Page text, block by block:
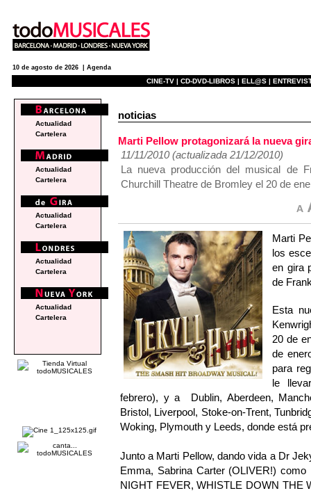
10 de agosto de 2026 | Agenda
CINE-TV | CD-DVD-LIBROS | ELL@S |
noticias
Marti Pellow protagonizará la nueva
11/11/2010 (actualizada 21/12/2010)
La nueva producción del musical de
Churchill Theatre de Bromley el 20 de
Marti
los
en gira
de
Esta
20 de
de
para
le
febrero), y a Dublin, Aberdeen,
Bristol, Liverpool, Stoke-on-Trent,
Woking, Plymouth y Leeds, donde está
Junto a Marti Pellow, dando vida a Dr
Emma, Sabrina Carter (OLIVER!)
NIGHT FEVER, WHISTLE DOWN THE
Actualidad
Cartelera
Actualidad
Cartelera
Actualidad
Cartelera
Actualidad
Cartelera
Actualidad
Cartelera